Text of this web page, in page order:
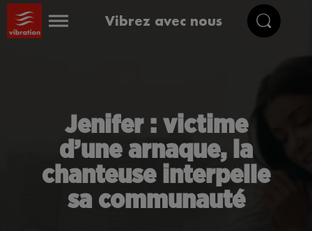
Vibrez avec nous
Jenifer : victime
d’une arnaque, la
chanteuse interpelle
sa communauté